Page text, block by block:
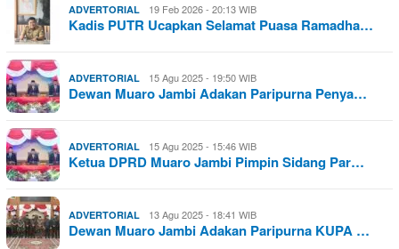
ADVERTORIAL 19 Feb 2026 - 20:13 WIB
Kadis PUTR Ucapkan Selamat Puasa Ramadha…
ADVERTORIAL 15 Agu 2025 - 19:50 WIB
Dewan Muaro Jambi Adakan Paripurna Penya…
ADVERTORIAL 15 Agu 2025 - 15:46 WIB
Ketua DPRD Muaro Jambi Pimpin Sidang Par…
ADVERTORIAL 13 Agu 2025 - 18:41 WIB
Dewan Muaro Jambi Adakan Paripurna KUPA …